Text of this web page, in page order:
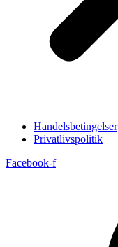
Handelsbetingelser
Privatlivspolitik
Facebook-f